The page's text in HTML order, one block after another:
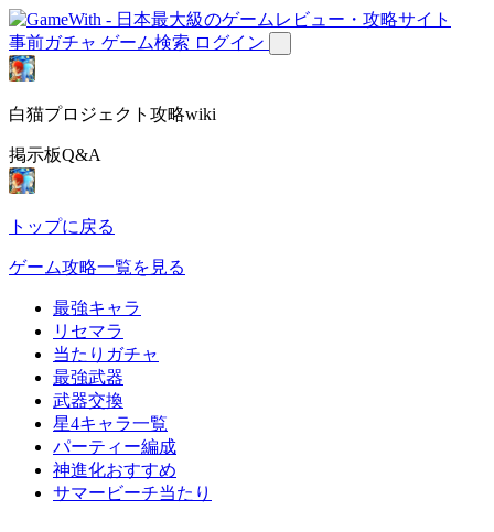
事前ガチャ ゲーム検索 ログイン
白猫プロジェクト攻略wiki
掲示板Q&A
トップに戻る
ゲーム攻略一覧を見る
最強キャラ
リセマラ
当たりガチャ
最強武器
武器交換
星4キャラ一覧
パーティー編成
神進化おすすめ
サマービーチ当たり